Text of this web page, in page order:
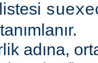
adına,